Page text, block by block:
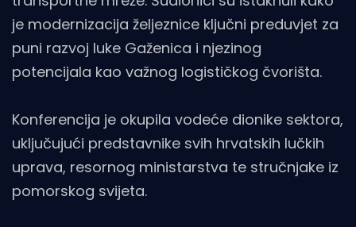
je modernizacija željeznice ključni preduvjet za
puni razvoj luke Gaženica i njezinog
potencijala kao važnog logističkog čvorišta.
Konferencija je okupila vodeće dionike sektora,
uključujući predstavnike svih hrvatskih lučkih
uprava, resornog ministarstva te stručnjake iz
pomorskog svijeta.